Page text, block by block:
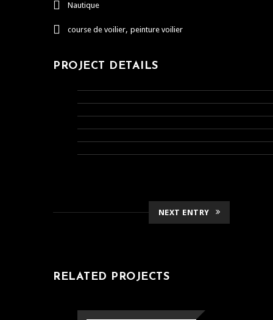
Nautique
course de voilier, peinture voilier
PROJECT DETAILS
NEXT ENTRY
RELATED PROJECTS